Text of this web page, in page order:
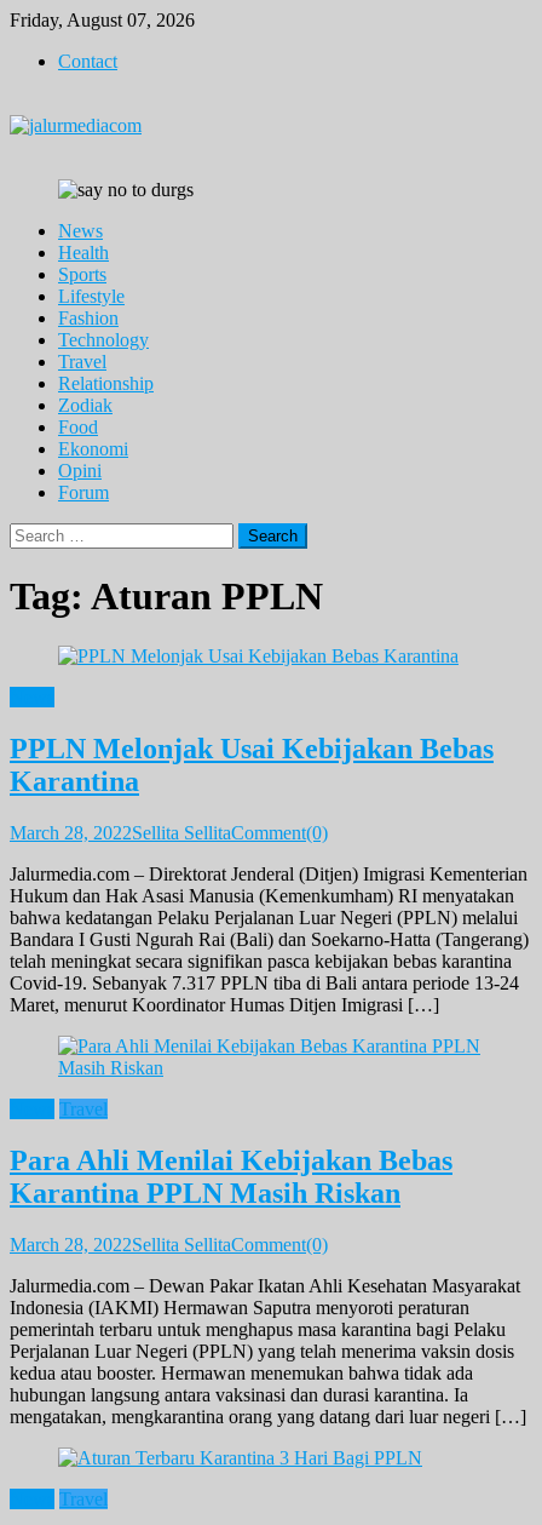
Skip
content
Friday, August 07, 2026
Contact
News
Health
Sports
Lifestyle
Fashion
Technology
Travel
Relationship
Zodiak
Food
Ekonomi
Opini
Forum
Search
for:
Tag: Aturan PPLN
PPLN Melonjak Usai Kebijakan Bebas
Karantina
March 28, 2022Sellita SellitaComment(0)
Jalurmedia.com – Direktorat Jenderal (Ditjen) Imigrasi Kementerian
Hukum dan Hak Asasi Manusia (Kemenkumham) RI menyatakan
bahwa kedatangan Pelaku Perjalanan Luar Negeri (PPLN) melalui
Bandara I Gusti Ngurah Rai (Bali) dan Soekarno-Hatta (Tangerang)
telah meningkat secara signifikan pasca kebijakan bebas karantina
Covid-19. Sebanyak 7.317 PPLN tiba di Bali antara periode 13-24
Maret, menurut Koordinator Humas Ditjen Imigrasi […]
Travel
Para Ahli Menilai Kebijakan Bebas
Karantina PPLN Masih Riskan
March 28, 2022Sellita SellitaComment(0)
Jalurmedia.com – Dewan Pakar Ikatan Ahli Kesehatan Masyarakat
Indonesia (IAKMI) Hermawan Saputra menyoroti peraturan
pemerintah terbaru untuk menghapus masa karantina bagi Pelaku
Perjalanan Luar Negeri (PPLN) yang telah menerima vaksin dosis
kedua atau booster. Hermawan menemukan bahwa tidak ada
hubungan langsung antara vaksinasi dan durasi karantina. Ia
mengatakan, mengkarantina orang yang datang dari luar negeri […]
Travel